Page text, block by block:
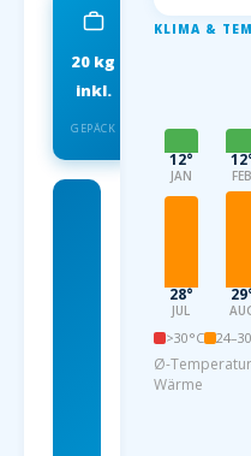
20 kg
inkl.
GEPÄCK
Dortmund
nach Ibiza
ab 79
KLIMA &
12°
JAN FEB
28°
JUL
>30°C
Ø-
Wärme